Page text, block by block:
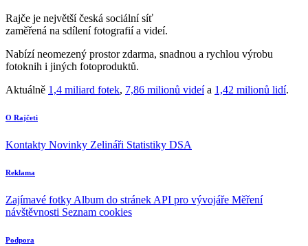
Rajče je největší česká sociální síť
zaměřená na sdílení fotografií a videí.
Nabízí neomezený prostor zdarma, snadnou a rychlou výrobu
fotoknih i jiných fotoproduktů.
Aktuálně 1,4 miliard fotek, 7,86 milionů videía 1,42 milionů lidí.
O Rajčeti
Kontakty Novinky Zelináři Statistiky DSA
Reklama
Zajímavé fotky Album do stránek API pro vývojáře Měření
návštěvnosti Seznam cookies
Podpora